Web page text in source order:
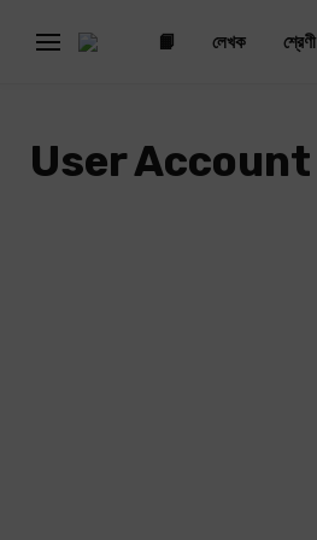
📙 লেখক শ্রেণী
User Account